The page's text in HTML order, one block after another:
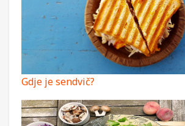
Gdje je sendvič?